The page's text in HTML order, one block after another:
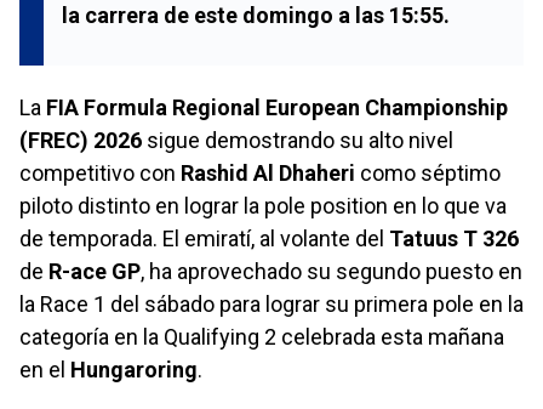
la carrera de este domingo a las 15:55.
La FIA Formula Regional European Championship
(FREC) 2026 sigue demostrando su alto nivel
competitivo con Rashid Al Dhaheri como séptimo
piloto distinto en lograr la pole position en lo que va
de temporada. El emiratí, al volante del Tatuus T 326
de R-ace GP, ha aprovechado su segundo puesto en
la Race 1 del sábado para lograr su primera pole en la
categoría en la Qualifying 2 celebrada esta mañana
en el Hungaroring.